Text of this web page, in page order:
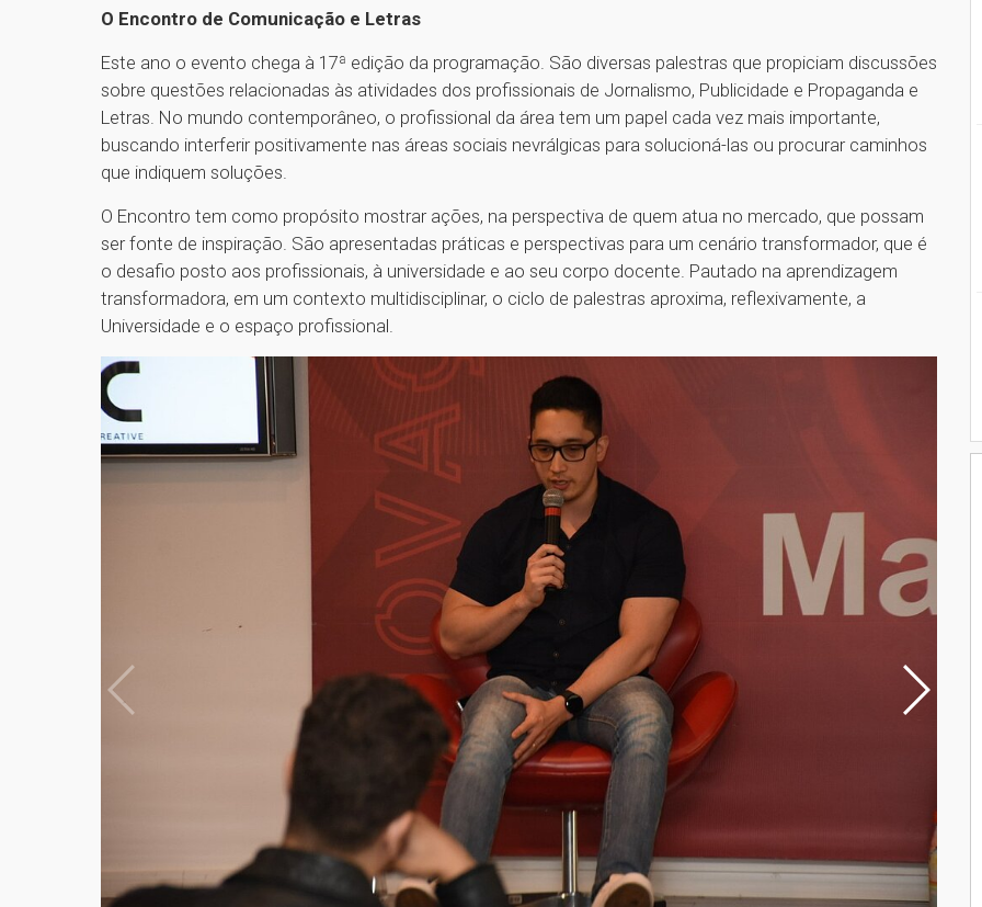
O Encontro de Comunicação e Letras
Este ano o evento chega à 17ª edição da programação. São diversas palestras que propiciam discussões
sobre questões relacionadas às atividades dos profissionais de Jornalismo, Publicidade e Propaganda e
Letras. No mundo contemporâneo, o profissional da área tem um papel cada vez mais importante,
buscando interferir positivamente nas áreas sociais nevrálgicas para solucioná-las ou procurar caminhos
que indiquem soluções.
O Encontro tem como propósito mostrar ações, na perspectiva de quem atua no mercado, que possam
ser fonte de inspiração. São apresentadas práticas e perspectivas para um cenário transformador, que é
o desafio posto aos profissionais, à universidade e ao seu corpo docente. Pautado na aprendizagem
transformadora, em um contexto multidisciplinar, o ciclo de palestras aproxima, reflexivamente, a
Universidade e o espaço profissional.